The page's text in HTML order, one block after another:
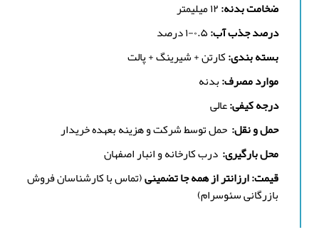
ضخامت بدنه:
درصد جذب آب:
بسته بندی:کارتن + شیرینگ + پالت
موارد مصرف:بدنه
درجه کیفی:عالی
حمل و نقل: حمل توسط شرکت و هزینه بعهده خریدار
محل بارگیری: درب کارخانه و انبار اصفهان
قیمت: ارزانتر از همه جا تضمینی(تماس با کارشناسان فروش
بازرگانی سئوسرام)